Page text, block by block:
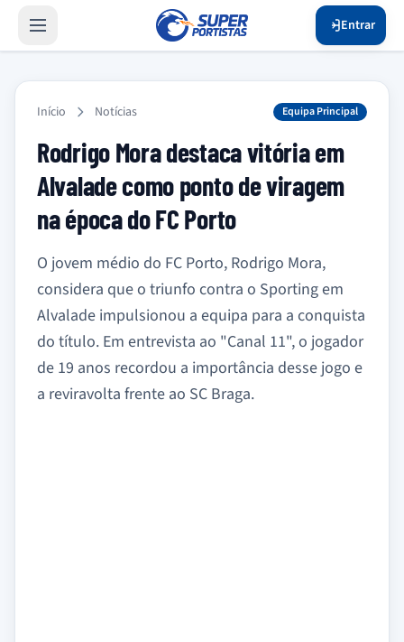
Entrar
Início Notícias Equipa Principal
Rodrigo Mora destaca vitória em
Alvalade como ponto de viragem
na época do FC Porto
O jovem médio do FC Porto, Rodrigo Mora,
considera que o triunfo contra o Sporting em
Alvalade impulsionou a equipa para a conquista
do título. Em entrevista ao "Canal 11", o jogador
de 19 anos recordou a importância desse jogo e
a reviravolta frente ao SC Braga.